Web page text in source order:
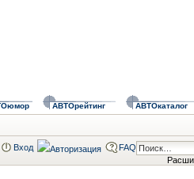
АВТОрейтинг АВТОкаталог
Вход FAQ